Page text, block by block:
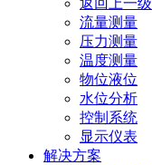
返回上一级
流量测量
压力测量
温度测量
物位液位
水位分析
控制系统
显示仪表
解决方案